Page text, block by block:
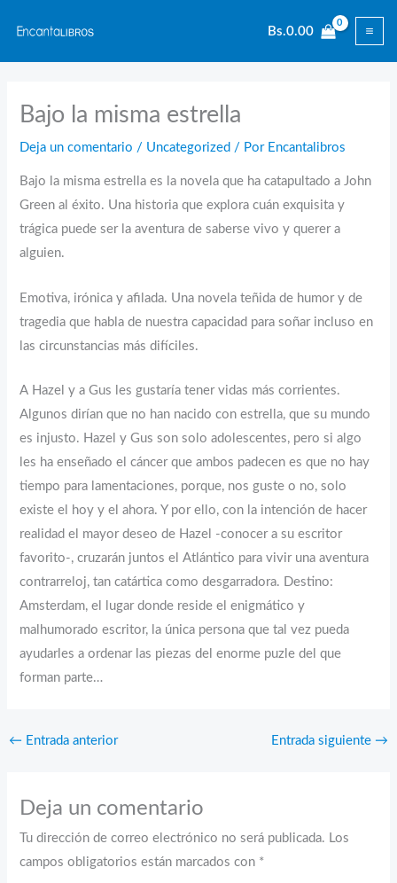
contenido
Bs.0.00
Bajo la misma estrella
Deja un comentario / Uncategorized / Por Encantalibros
Bajo la misma estrella es la novela que ha catapultado a John
Green al éxito. Una historia que explora cuán exquisita y
trágica puede ser la aventura de saberse vivo y querer a
alguien.
Emotiva, irónica y afilada. Una novela teñida de humor y de
tragedia que habla de nuestra capacidad para soñar incluso en
las circunstancias más difíciles.
A Hazel y a Gus les gustaría tener vidas más corrientes.
Algunos dirían que no han nacido con estrella, que su mundo
es injusto. Hazel y Gus son solo adolescentes, pero si algo
les ha enseñado el cáncer que ambos padecen es que no hay
tiempo para lamentaciones, porque, nos guste o no, solo
existe el hoy y el ahora. Y por ello, con la intención de hacer
realidad el mayor deseo de Hazel -conocer a su escritor
favorito-, cruzarán juntos el Atlántico para vivir una aventura
contrarreloj, tan catártica como desgarradora. Destino:
Amsterdam, el lugar donde reside el enigmático y
malhumorado escritor, la única persona que tal vez pueda
ayudarles a ordenar las piezas del enorme puzle del que
forman parte…
← Entrada anterior Entrada siguiente →
Deja un comentario
Tu dirección de correo electrónico no será publicada. Los
campos obligatorios están marcados con *